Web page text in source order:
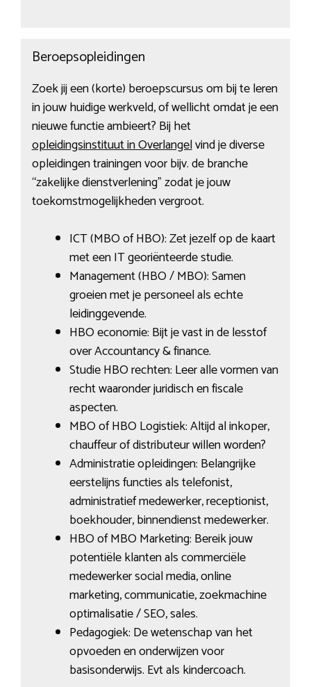
Beroepsopleidingen
Zoek jij een (korte) beroepscursus om bij te leren
in jouw huidige werkveld, of wellicht omdat je een
nieuwe functie ambieert? Bij het
opleidingsinstituut in Overlangelvind je diverse
opleidingen trainingen voor bijv. de branche
“zakelijke dienstverlening” zodat je jouw
toekomstmogelijkheden vergroot.
ICT (MBO of HBO): Zet jezelf op de kaart
met een IT georiënteerde studie.
Management (HBO / MBO): Samen
groeien met je personeel als echte
leidinggevende.
HBO economie: Bijt je vast in de lesstof
over Accountancy & finance.
Studie HBO rechten: Leer alle vormen van
recht waaronder juridisch en fiscale
aspecten.
MBO of HBO Logistiek: Altijd al inkoper,
chauffeur of distributeur willen worden?
Administratie opleidingen: Belangrijke
eerstelijns functies als telefonist,
administratief medewerker, receptionist,
boekhouder, binnendienst medewerker.
HBO of MBO Marketing: Bereik jouw
potentiële klanten als commerciële
medewerker social media, online
marketing, communicatie, zoekmachine
optimalisatie / SEO, sales.
Pedagogiek: De wetenschap van het
opvoeden en onderwijzen voor
basisonderwijs. Evt als kindercoach.